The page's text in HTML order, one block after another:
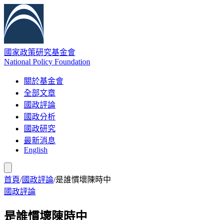
國家政策研究基金會
National Policy Foundation
關於基金會
全部文章
國政評論
國政分析
國政研究
最新消息
English
首頁/國政評論/是誰慣壞陳時中
國政評論
是誰慣壞陳時中